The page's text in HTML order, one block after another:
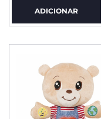
ADICIONAR